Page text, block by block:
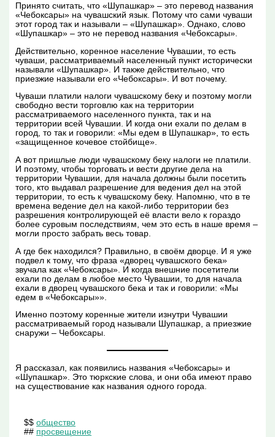
Принято считать, что «Шупашкар» – это перевод названия
«Чебоксары» на чувашский язык. Потому что сами чуваши
этот город так и называли – «Шупашкар». Однако, слово
«Шупашкар» – это не перевод названия «Чебоксары».
Действительно, коренное население Чувашии, то есть
чуваши, рассматриваемый населенный пункт исторически
называли «Шупашкар». И также действительно, что
приезжие называли его «Чебоксары». И вот почему.
Чуваши платили налоги чувашскому беку и поэтому могли
свободно вести торговлю как на территории
рассматриваемого населенного пункта, так и на
территории всей Чувашии. И когда они ехали по делам в
город, то так и говорили: «Мы едем в Шупашкар», то есть
«защищенное кочевое стойбище».
А вот пришлые люди чувашскому беку налоги не платили.
И поэтому, чтобы торговать и вести другие дела на
территории Чувашии, для начала должны были посетить
того, кто выдавал разрешение для ведения дел на этой
территории, то есть к чувашскому беку. Напомню, что в те
времена ведение дел на какой-либо территории без
разрешения контролирующей её власти вело к гораздо
более суровым последствиям, чем это есть в наше время –
могли просто забрать весь товар.
А где бек находился? Правильно, в своём дворце. И я уже
подвел к тому, что фраза «дворец чувашского бека»
звучала как «Чебоксары». И когда внешние посетители
ехали по делам в любое место Чувашии, то для начала
ехали в дворец чувашского бека и так и говорили: «Мы
едем в «Чебоксары»».
Именно поэтому коренные жители изнутри Чувашии
рассматриваемый город называли Шупашкар, а приезжие
снаружи – Чебоксары.
Я рассказал, как появились названия «Чебоксары» и
«Шупашкар». Это тюркские слова, и они оба имеют право
на существование как названия одного города.
$$общество
## просвещение